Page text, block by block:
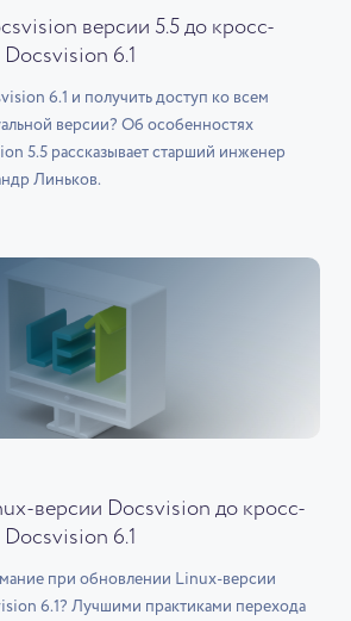
версии 5.5 до кросс-
6.1
6.1 и получить доступ ко всем
версии? Об особенностях
5.5 рассказывает старший инженер
Линьков.
версии Docsvision до кросс-
6.1
при обновлении Linux-версии
6.1? Лучшими практиками перехода